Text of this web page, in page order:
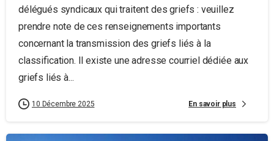
délégués syndicaux qui traitent des griefs : veuillez
prendre note de ces renseignements importants
concernant la transmission des griefs liés à la
classification. Il existe une adresse courriel dédiée aux
griefs liés à...
10 Décembre 2025 En savoir plus